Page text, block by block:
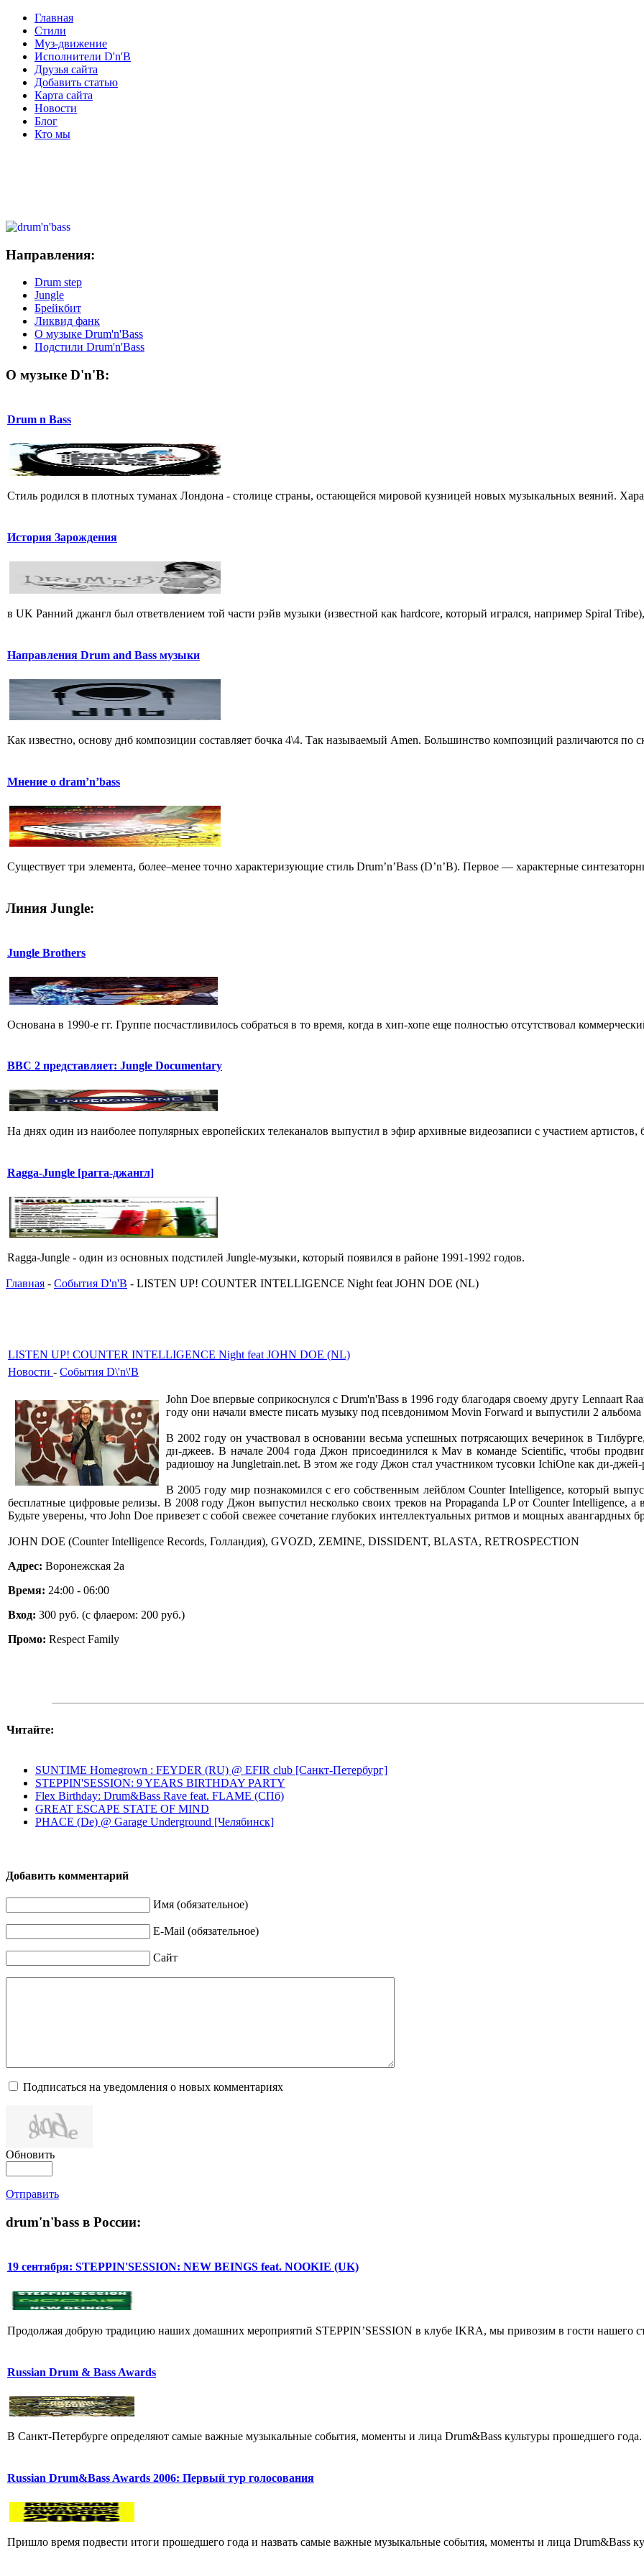
Главная
Стили
Муз-движение
Исполнители D'n'B
Друзья сайта
Добавить статью
Карта сайта
Новости
Блог
Кто мы
Направления:
Drum step
Jungle
Брейкбит
Ликвид фанк
О музыке Drum'n'Bass
Подстили Drum'n'Bass
О музыке D'n'B:
Drum n Bass
Стиль родился в плотных туманах Лондона - столице страны, остающейся мировой кузницей новых музыкальных веяний.
История Зарождения
в UK Ранний джангл был ответвлением той части рэйв музыки (известной как hardcore, который игрался, например Spiral
Направления Drum and Bass музыки
Как известно, основу днб композиции составляет бочка 4\4. Так называемый Amen. Большинство композиций различаются по
Мнение о dram’n’bass
Существует три элемента, более–менее точно характеризующие стиль Drum’n’Bass (D’n’B). Первое — характерные
Линия Jungle:
Jungle Brothers
Основана в 1990-е гг. Группе посчастливилось собраться в то время, когда в хип-хопе еще полностью отсутствовал
BBC 2 представляет: Jungle Documentary
На днях один из наиболее популярных европейских телеканалов выпустил в эфир архивные видеозаписи с участием артистов,
Ragga-Jungle [рагга-джангл]
Ragga-Jungle - один из основных подстилей Jungle-музыки, который появился в районе 1991-1992 годов.
Главная - События D'n'B - LISTEN UP! COUNTER INTELLIGENCE Night feat JOHN DOE (NL)
LISTEN UP! COUNTER INTELLIGENCE Night feat JOHN DOE (NL)
Новости - События D\'n\'B
John Doe впервые соприкоснулся с Drum'n'Bass в 1996 году благодаря своему другу Lennaart
году они начали вместе писать музыку под псевдонимом Movin Forward и выпустили 2 альбома
В 2002 году он участвовал в основании весьма успешных потрясающих вечеринок в
ди-джеев. В начале 2004 года Джон присоединился к Mav в команде Scientific, чтобы
радиошоу на Jungletrain.net. В этом же году Джон стал участником тусовки IchiOne как ди-
В 2005 году мир познакомился с его собственным лейблом Counter Intelligence, который
бесплатные цифровые релизы. В 2008 году Джон выпустил несколько своих треков на Propaganda LP от Counter Intelligence, а
Будьте уверены, что John Doe привезет с собой свежее сочетание глубоких интеллектуальных ритмов и мощных авангардных
JOHN DOE (Counter Intelligence Records, Голландия), GVOZD, ZEMINE, DISSIDENT, BLASTA, RETROSPECTION
Адрес: Воронежская 2а
Время: 24:00 - 06:00
Вход: 300 руб. (с флаером: 200 руб.)
Промо: Respect Family
Читайте:
SUNTIME Homegrown : FEYDER (RU) @ EFIR club [Санкт-Петербург]
STEPPIN'SESSION: 9 YEARS BIRTHDAY PARTY
Flex Birthday: Drum&Bass Rave feat. FLAME (СПб)
GREAT ESCAPE STATE OF MIND
PHACE (De) @ Garage Underground [Челябинск]
Добавить комментарий
Имя (обязательное)
E-Mail (обязательное)
Сайт
Подписаться на уведомления о новых комментариях
Обновить
Отправить
drum'n'bass в России:
19 сентября: STEPPIN'SESSION: NEW BEINGS feat. NOOKIE (UK)
Продолжая добрую традицию наших домашних мероприятий STEPPIN’SESSION в клубе IKRA, мы привозим в гости нашего
Russian Drum & Bass Awards
В Санкт-Петербурге определяют самые важные музыкальные события, моменты и лица Drum&Bass культуры прошедшего
Russian Drum&Bass Awards 2006: Первый тур голосования
Пришло время подвести итоги прошедшего года и назвать самые важные музыкальные события, моменты и лица Drum&Bass